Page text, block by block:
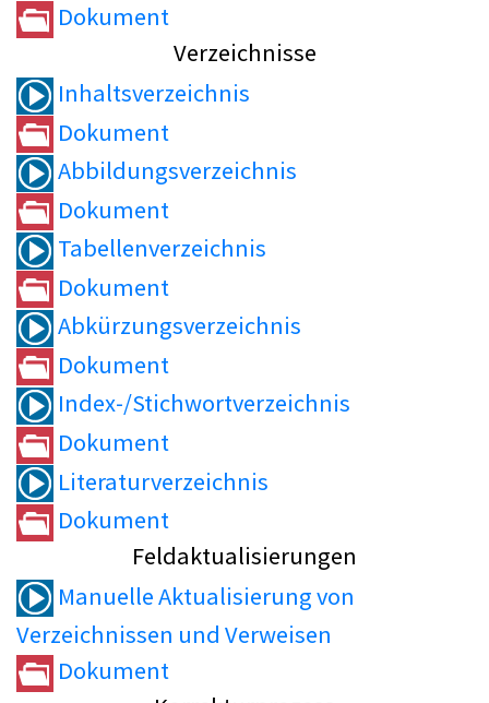
Dokument
Verzeichnisse
Inhaltsverzeichnis
Dokument
Abbildungsverzeichnis
Dokument
Tabellenverzeichnis
Dokument
Abkürzungsverzeichnis
Dokument
Index-/Stichwortverzeichnis
Dokument
Literaturverzeichnis
Dokument
Feldaktualisierungen
Manuelle Aktualisierung von
Verzeichnissen und Verweisen
Dokument